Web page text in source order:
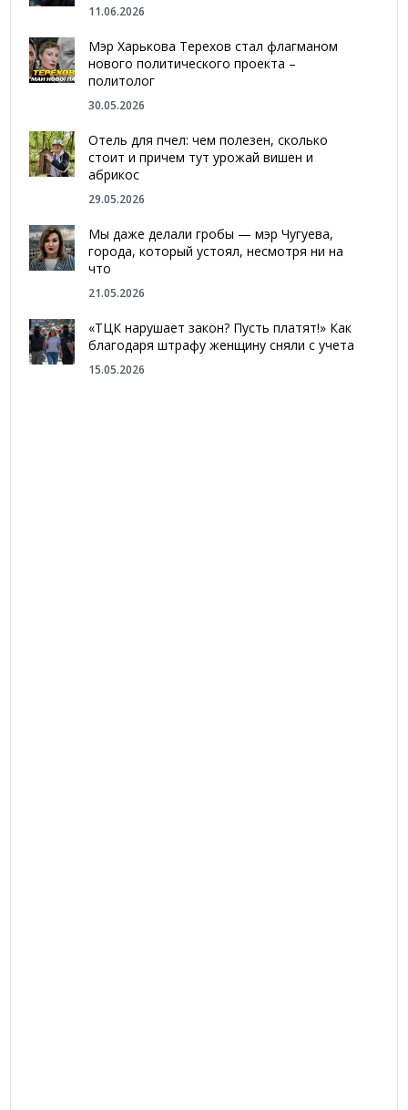
11.06.2026
Мэр Харькова Терехов стал флагманом
нового политического проекта –
политолог
30.05.2026
Отель для пчел: чем полезен, сколько
стоит и причем тут урожай вишен и
абрикос
29.05.2026
Мы даже делали гробы — мэр Чугуева,
города, который устоял, несмотря ни на
что
21.05.2026
«ТЦК нарушает закон? Пусть платят!» Как
благодаря штрафу женщину сняли с учета
15.05.2026